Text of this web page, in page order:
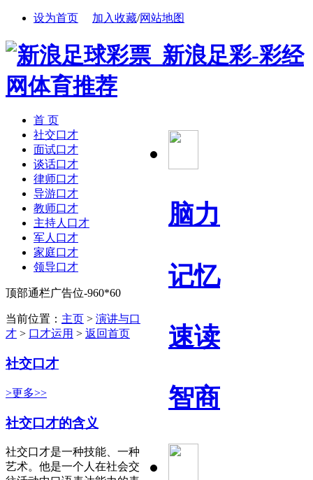
设为首页 加入收藏/网站地图
脑力
记忆
速读
智商
首 页
社交口才
面试口才
谈话口才
律师口才
导游口才
教师口才
主持人口才
军人口才
家庭口才
领导口才
顶部通栏广告位-960*60
当前位置： 主页 > 演讲与口
才 > 口才运用 > 返回首页
社交口才
>更多>>
社交口才的含义
社交口才是一种技能、一种
艺术。他是一个人在社会交